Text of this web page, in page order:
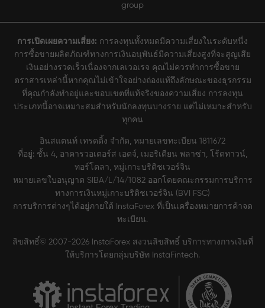
group
การเปิดเผยความเสี่ยง: การลงทุนทั้งหมดมีความเสี่ยงในระดับหนึ่ง
การซื้อขายผลิตภัณฑ์ทางการเงินอนุพันธ์มีความเสี่ยงสูงที่จะสูญเสีย
เงินอย่างรวดเร็วเนื่องจากเลเวอเรจ คุณไม่ควรทำการซื้อขาย
ตราสารเหล่านี้หากคุณไม่เข้าใจอย่างถ่องแท้ถึงลักษณะของธุรกรรม
ที่คุณกำลังทำอยู่และขอบเขตที่แท้จริงของความเสี่ยง การลงทุน
ประเภทนี้อาจเหมาะสมสำหรับนักลงทุนบางราย แต่ไม่เหมาะสำหรับ
ทุกคน
อินสแตนท์ เทรดดิ้ง จำกัด, หมายเลขทะเบียน 1811672
ที่อยู่: ชั้น 4, อาคารวอเตอร์ส เอดจ์, เมอริเดียน พลาซ่า, โร้ดทาวน์,
ทอร์โตลา, หมู่เกาะบริติชเวอร์จิน
หมายเลขใบอนุญาต SIBA/L/14/1082 ออกโดยคณะกรรมการบริการ
ทางการเงินหมู่เกาะบริติชเวอร์จิน (BVI FSC)
การบริการต่างๆได้อยู่ภายใต้ InstaForex ที่เป็นเครื่องหมายการค้าจด
ทะเบียน.
ลิขสิทธิ์© 2007-2026 InstaForex สงวนลิขสิทธิ์ บริการทางการเงินที่
ให้บริการโดยกลุ่มบริษัท InstaFintech.